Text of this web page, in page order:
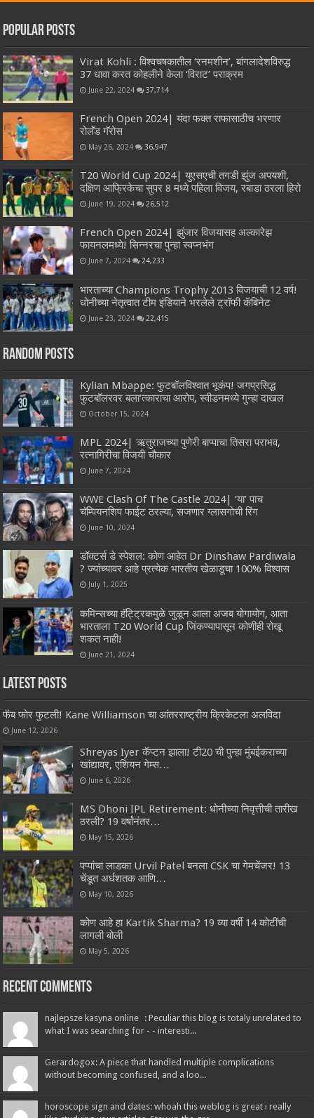
Popular Posts
Virat Kohli : विश्वचषकातील ‘रनमशीन’, बांगलादेशविरुद्ध
37 धावा करत कोहलीने केला ‘विराट’ पराक्रम
June 22, 2024 37,714
French Open 2024| यंदा फक्त राफासाठीच भरणार
रोलॅंड गॅरोस
May 26, 2024 36,947
T20 World Cup 2024| युएसएची तगडी झुंज अपयशी,
दक्षिण आफ्रिकेचा सुपर 8 मध्ये पहिला विजय, रबाडा ठरला हिरो
June 19, 2024 26,512
French Open 2024| झुंजार विजयासह अल्कारेझ
फायनलमध्ये! सिन्नरचा पुन्हा स्वप्नभंग
June 7, 2024 24,233
भारताच्या Champions Trophy 2013 विजयाची 12 वर्ष!
धोनीच्या नेतृत्वात टीम इंडियाने भरलेले ट्रॉफी कॅबिनेट
June 23, 2024 22,415
Random Posts
Kylian Mbappe: फुटबॉलविश्वात भूकंप! जगप्रसिद्ध
फुटबॉलरवर बला’त्काराचा आरोप, स्वीडनमध्ये गुन्हा दाखल
October 15, 2024
MPL 2024| ऋतुराजच्या पुणेरी बाप्पाचा तिसरा पराभव,
रत्नागिरीचा विजयी चौकार
June 7, 2024
WWE Clash Of The Castle 2024| ‘या’ पाच
चॅम्पियनशिप फाईट ठरल्या, सजणार ग्लासगोची रिंग
June 10, 2024
डॉक्टर्स डे स्पेशल: कोण आहेत Dr Dinshaw Pardiwala
? ज्यांच्यावर आहे प्रत्येक भारतीय खेळाडूचा 100% विश्वास
July 1, 2025
कमिन्सच्या हॅट्ट्रिकमुळे जुळून आला अजब योगायोग, आता
भारताला T20 World Cup जिंकण्यापासून कोणीही रोखू
शकत नाही!
June 21, 2024
Latest Posts
फॅब फोर फुटली! Kane Williamson चा आंतरराष्ट्रीय क्रिकेटला अलविदा
June 12, 2026
Shreyas Iyer कॅप्टन झाला! टी20 ची पुन्हा मुंबईकराच्या
खांद्यावर, एशियन गेम्स…
June 6, 2026
MS Dhoni IPL Retirement: धोनीच्या निवृत्तीची तारीख
ठरली? 19 वर्षांनंतर…
May 15, 2026
पप्पांचा लाडका Urvil Patel बनला CSK चा गेमचेंजर! 13
चेंडूत अर्धशतक आणि…
May 10, 2026
कोण आहे हा Kartik Sharma? 19 व्या वर्षी 14 कोटींची
लागली बोली
May 5, 2026
Recent Comments
najlepsze kasyna online : Peculiar this blog is totaly unrelated to
what I was searching for - - interesti...
Gerardogox: A piece that handled multiple complications
without becoming confused, and a loo...
horoscope sign and dates: whoah this weblog is great i really